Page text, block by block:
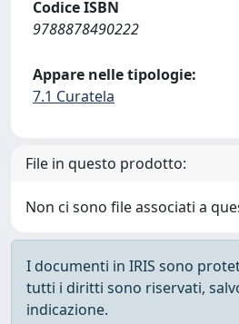
Codice ISBN
9788878490222
Appare nelle tipologie:
7.1 Curatela
File in questo prodotto:
Non ci sono file associati a
I documenti in IRIS sono
tutti i diritti sono riservati,
indicazione.